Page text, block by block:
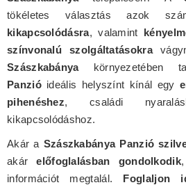
tökéletes választás azok
kikapcsolódásra, valamint
színvonalú szolgáltatásokra
Szászkabányakörnyezetében
Panzióideális helyszínt kínál egy
pihenéshez, családi
kikapcsolódáshoz.
Akár a Szászkabánya Panzió
akárelőfoglalásban gondolkodik
információt megtalál. Foglaljon